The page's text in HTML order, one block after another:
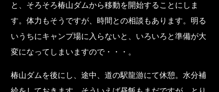
と、そろそろ椿山ダムから移動を開始することにしま
す。体力もそうですが、時間との相談もあります。明る
いうちにキャンプ場に入らないと、いろいろと準備が大
変になってしまいますので・・・。
椿山ダムを後にし、途中、道の駅龍游にて休憩。水分補